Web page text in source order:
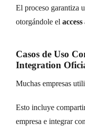
El proceso garantiza
otorgándole el access
Casos de Uso
Integration
Muchas empresas
Esto incluye
empresa e integrar